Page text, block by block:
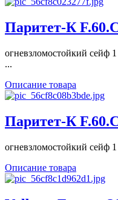
Паритет-К
огневзломостойкий сейф
...
Описание товара
Паритет-К
огневзломостойкий сейф
Описание товара